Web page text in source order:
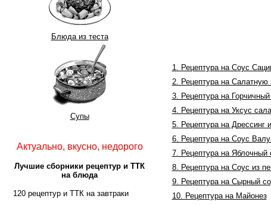
Блюда из теста
Супы
Актуально, вкусно, недорого
Лучшие сборники рецептур и ТТК
на блюда
120 рецептур и ТТК на завтраки
1. Рецептура на Соус
2. Рецептура на Салатную
3. Рецептура на
4. Рецептура на Уксус
5. Рецептура на Дрессинг
6. Рецептура на Соус
7. Рецептура на
8. Рецептура на Соус из
9. Рецептура на Сырный
10. Рецептура на Майонез